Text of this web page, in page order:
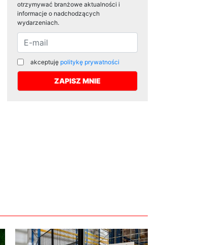
otrzymywać branżowe aktualności i
informacje o nadchodzących
wydarzeniach.
akceptuję politykę prywatności